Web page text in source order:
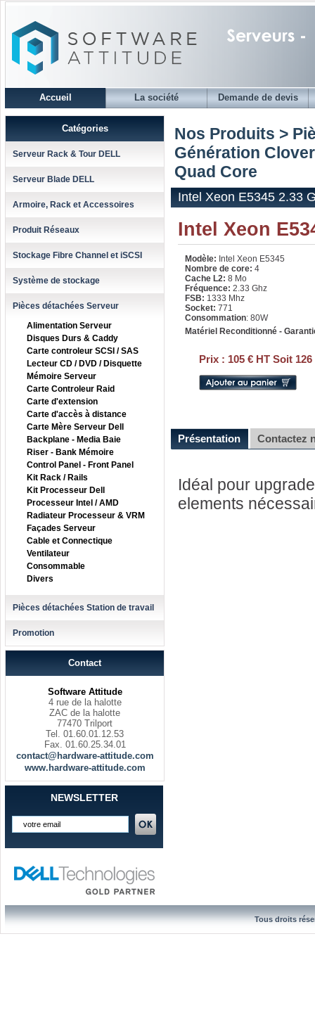
Accueil La société Demande de devis
Catégories
Serveur Rack & Tour DELL
Serveur Blade DELL
Armoire, Rack et Accessoires
Produit Réseaux
Stockage Fibre Channel et iSCSI
Système de stockage
Pièces détachées Serveur
Alimentation Serveur
Disques Durs & Caddy
Carte controleur SCSI / SAS
Lecteur CD / DVD / Disquette
Mémoire Serveur
Carte Controleur Raid
Carte d'extension
Carte d'accès à distance
Carte Mère Serveur Dell
Backplane - Media Baie
Riser - Bank Mémoire
Control Panel - Front Panel
Kit Rack / Rails
Kit Processeur Dell
Processeur Intel / AMD
Radiateur Processeur & VRM
Façades Serveur
Cable et Connectique
Ventilateur
Consommable
Divers
Pièces détachées Station de travail
Promotion
Contact
Software Attitude
4 rue de la halotte
ZAC de la halotte
77470 Trilport
Tel. 01.60.01.12.53
Fax. 01.60.25.34.01
contact@hardware-attitude.com
www.hardware-attitude.com
NEWSLETTER
Nos Produits >
Génération
Quad Core
Intel Xeon E5345 2.33
Intel Xeon
Modèle: Intel Xeon E5345
Nombre de core: 4
Cache L2: 8 Mo
Fréquence: 2.33 Ghz
FSB: 1333 Mhz
Socket: 771
Consommation: 80W
Matériel Reconditionné -
Prix : 105 € HT Soit 126
Présentation Contactez
Idéal pour
elements
Tous droits